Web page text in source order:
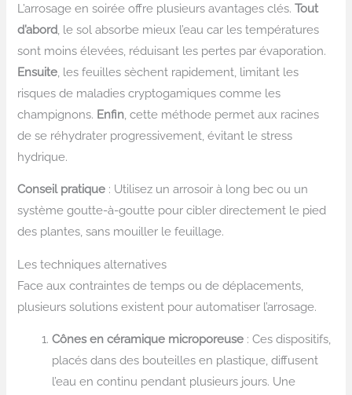
L’arrosage en soirée offre plusieurs avantages clés.Tout
d’abord , le sol absorbe mieux l’eau car les températures
sont moins élevées, réduisant les pertes par évaporation.
Ensuite , les feuilles sèchent rapidement, limitant les
risques de maladies cryptogamiques comme les
champignons. Enfin , cette méthode permet aux racines
de se réhydrater progressivement, évitant le stress
hydrique.
Conseil pratique : Utilisez un arrosoir à long bec ou un
système goutte-à-goutte pour cibler directement le pied
des plantes, sans mouiller le feuillage.
Les techniques alternatives
Face aux contraintes de temps ou de déplacements,
plusieurs solutions existent pour automatiser l’arrosage.
Cônes en céramique microporeuse : Ces dispositifs,
placés dans des bouteilles en plastique, diffusent
l’eau en continu pendant plusieurs jours. Une